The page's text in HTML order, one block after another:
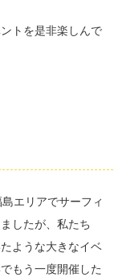
トを是非楽しんで
エリアでサーフィ
したが、私たち
ような大きなイベ
もう一度開催した